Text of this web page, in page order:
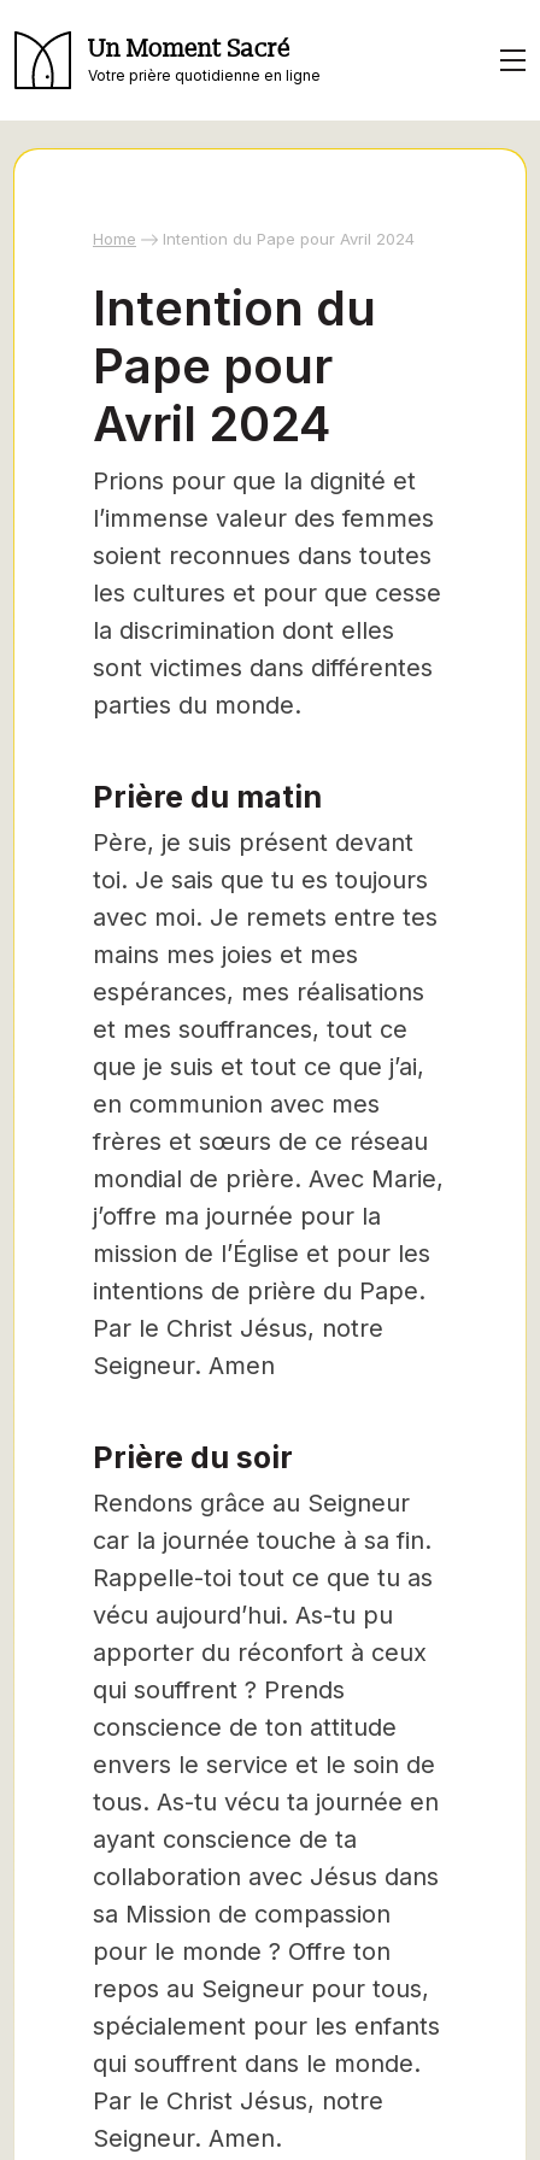
Un Moment Sacré
Votre prière quotidienne en ligne
Home Intention du Pape pour Avril 2024
Intention du
Pape pour
Avril 2024
Prions pour que la dignité et
l’immense valeur des femmes
soient reconnues dans toutes
les cultures et pour que cesse
la discrimination dont elles
sont victimes dans différentes
parties du monde.
Prière du matin
Père, je suis présent devant
toi. Je sais que tu es toujours
avec moi. Je remets entre tes
mains mes joies et mes
espérances, mes réalisations
et mes souffrances, tout ce
que je suis et tout ce que j’ai,
en communion avec mes
frères et sœurs de ce réseau
mondial de prière. Avec Marie,
j’offre ma journée pour la
mission de l’Église et pour les
intentions de prière du Pape.
Par le Christ Jésus, notre
Seigneur. Amen
Prière du soir
Rendons grâce au Seigneur
car la journée touche à sa fin.
Rappelle-toi tout ce que tu as
vécu aujourd’hui. As-tu pu
apporter du réconfort à ceux
qui souffrent ? Prends
conscience de ton attitude
envers le service et le soin de
tous. As-tu vécu ta journée en
ayant conscience de ta
collaboration avec Jésus dans
sa Mission de compassion
pour le monde ? Offre ton
repos au Seigneur pour tous,
spécialement pour les enfants
qui souffrent dans le monde.
Par le Christ Jésus, notre
Seigneur. Amen.